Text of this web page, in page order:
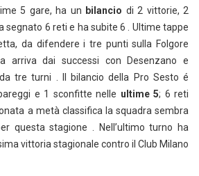
5 gare, ha un bilancio di 2 vittorie, 2
segnato 6 reti e ha subite 6 . Ultime tappe
da difendere i tre punti sulla Folgore
arriva dai successi con Desenzano e
tre turni . Il bilancio della Pro Sesto é
e 1 sconfitte nelle ultime 5; 6 reti
a metà classifica la squadra sembra
questa stagione . Nell’ultimo turno ha
vittoria stagionale contro il Club Milano